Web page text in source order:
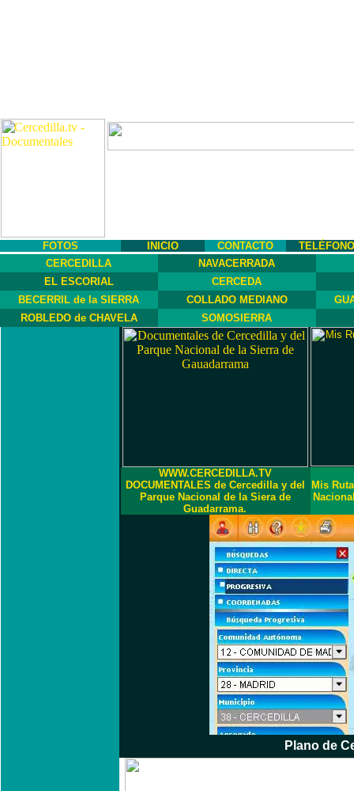
FOTOS INICIO CONTACTO
CERCEDILLA
NAVACERRADA
EL ESCORIAL
CERCEDA
BECERRIL de la SIERRA
COLLADO MEDIANO
ROBLEDO de CHAVELA
SOMOSIERRA
WWW.CERCEDILLA.TV
DOCUMENTALES de Cercedilla y del
Parque Nacional de la Siera de
Guadarrama.
Mis
Plano de